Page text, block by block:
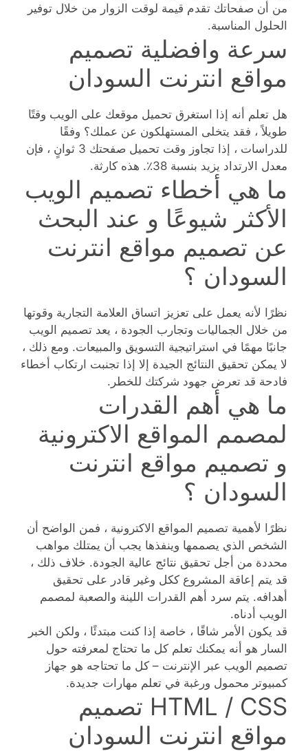
من أن صفحاتك تقدم قيمة لوقت الزوار من خلال توفير
الحلول المناسبة.
سرعة وافضلية تصميم
مواقع انترنت السودان
هل تعلم أنه إذا استغرق تحميل موقعك على الويب وقتًا
طويلاً ، فقد يتخلى المستهلكون عن عملك؟ وفقًا
للدراسات ، إذا تجاوز وقت تحميل صفحتك 3 ثوانٍ ، فإن
معدل الارتداد يزيد بنسبة 38٪. هذه كارثة.
ما هي أخطاء تصميم الويب
الأكثر شيوعًا و عند البحث
عن تصميم مواقع انترنت
السودان ؟
نظرًا لأنه يعمل على تعزيز اتساق العلامة التجارية وقوتها
من خلال الجماليات وتجارب الجودة ، يعد تصميم الويب
جانبًا مهمًا في استراتيجية التسويق والمبيعات. ومع ذلك ،
لا يمكن تحقيق النتائج الجيدة إلا إذا تجنبت ارتكاب أخطاء
فادحة قد تعرض جهود شركتك للخطر.
ما هي أهم القدرات
لمصمم المواقع الاكترونية
و تصميم مواقع انترنت
السودان ؟
نظرًا لأهمية تصميم المواقع الاكترونية ، فمن الواضح أن
الشخص الذي يصممها وينفذها يجب أن يمتلك مواهب
محددة من أجل تحقيق نتائج عالية الجودة. خلاف ذلك ،
قد يتم إعاقة المشروع ككل وغير قادر على تحقيق
أهدافه. يتم سرد أهم القدرات اللينة والصعبة لمصمم
الويب أدناه.
قد يكون الأمر شاقًا ، خاصة إذا كنت مبتدئًا ، ولكن الخبر
السار هو أنه يمكنك تعلم كل ما تحتاج لمعرفته حول
تصميم الويب عبر الإنترنت – كل ما تحتاجه هو جهاز
كمبيوتر محمول ورغبة في تعلم مهارات جديدة.
HTML / CSS تصميم
مواقع انترنت السودان